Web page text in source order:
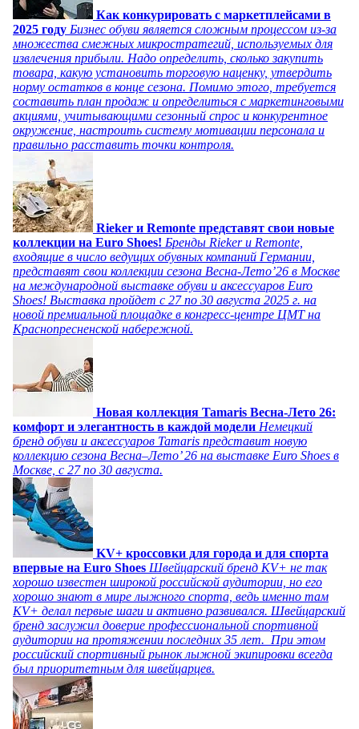
Как конкурировать с маркетплейсами в
2025 году Бизнес обуви является сложным процессом из-за
множества смежных микростратегий, используемых для
извлечения прибыли. Надо определить, сколько закупить
товара, какую установить торговую наценку, утвердить
норму остатков в конце сезона. Помимо этого, требуется
составить план продаж и определиться с маркетинговыми
акциями, учитывающими сезонный спрос и конкурентное
окружение, настроить систему мотивации персонала и
правильно расставить точки контроля.
Rieker и Remonte представят свои новые
коллекции на Euro Shoes! Бренды Rieker и Remonte,
входящие в число ведущих обувных компаний Германии,
представят свои коллекции сезона Весна-Лето’26 в Москве
на международной выставке обуви и аксессуаров Euro
Shoes! Выставка пройдет c 27 по 30 августа 2025 г. на
новой премиальной площадке в конгресс-центре ЦМТ на
Краснопресненской набережной.
Новая коллекция Tamaris Весна-Лето 26:
комфорт и элегантность в каждой модели Немецкий
бренд обуви и аксессуаров Tamaris представит новую
коллекцию сезона Весна–Лето’ 26 на выставке Euro Shoes в
Москве, с 27 по 30 августа.
KV+ кроссовки для города и для спорта
впервые на Euro Shoes Швейцарский бренд KV+ не так
хорошо известен широкой российской аудитории, но его
хорошо знают в мире лыжного спорта, ведь именно там
KV+ делал первые шаги и активно развивался. Швейцарский
бренд заслужил доверие профессиональной спортивной
аудитории на протяжении последних 35 лет. При этом
российский спортивный рынок лыжной экипировки всегда
был приоритетным для швейцарцев.